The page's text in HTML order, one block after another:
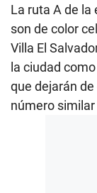
La ruta A de la
son de color
Villa El
la ciudad
que dejarán
número similar